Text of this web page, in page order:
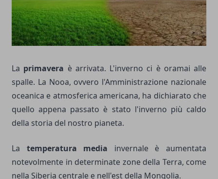
La primavera è arrivata. L'inverno ci è oramai alle
spalle. La Nooa, ovvero l'Amministrazione nazionale
oceanica e atmosferica americana, ha dichiarato che
quello appena passato è stato l'inverno più caldo
della storia del nostro pianeta.
La temperatura media invernale è aumentata
notevolmente in determinate zone della Terra, come
nella Siberia centrale e nell'est della Mongolia.